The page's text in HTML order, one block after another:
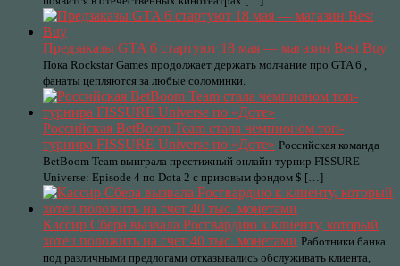
Предзаказы GTA 6 стартуют 18 мая — магазин Best Buy
Пока Rockstar Games продолжает держать молчание про GTA 6 ,
фанаты цепляются за любые соломинки.
Российская BetBoom Team стала чемпионом топ-
турнира FISSURE Universe по «Доте» Российская команда
BetBoom Team выиграла престижный онлайн-турнир FISSURE
Universe: Episode 4 по Dota 2 с призовым фондом $ […]
Кассир Сбера вызвала Росгвардию к клиенту, который
хотел положить на счет 40 тыс. монетами Работники банка
под различными предлогами отказывались обслуживать клиента,